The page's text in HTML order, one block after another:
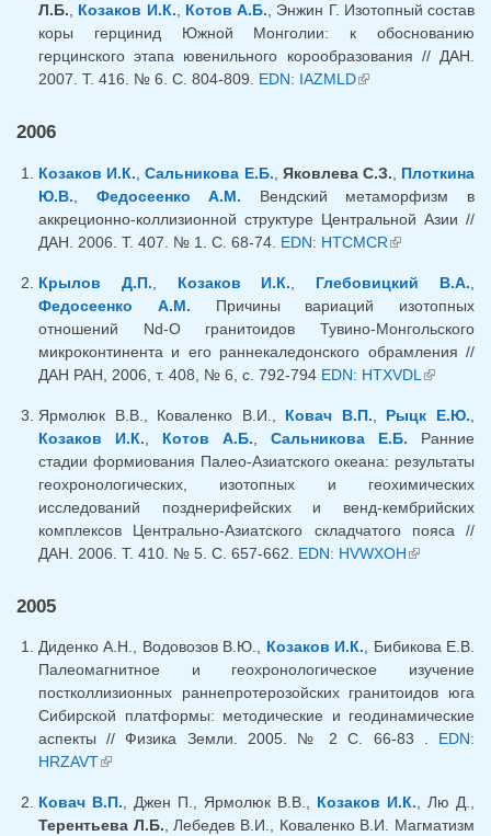
Л.Б.
Козаков И.К. Котов А.Б. , Энжин Г. Изотопный состав
коры герцинид Южной Монголии: к обоснованию
герцинского этапа ювенильного корообразования // ДАН.
2007. Т. 416. № 6. С. 804-809. EDN: IAZMLD(внешняя
2006
Козаков И.К. ,Сальникова Е.Б. Яковлева С.З.
Плоткина
Ю.В.
Федосеенко А.М. Вендский метаморфизм в
аккреционно-коллизионной структуре Центральной Азии //
ДАН. 2006. Т. 407. № 1. С. 68-74. EDN: HTCMCR(внешняя
Крылов Д.П.
Козаков И.К. Глебовицкий В.А.
Федосеенко А.М. Причины вариаций изотопных
отношений Nd-O гранитоидов Тувино-Монгольского
микроконтинента и его раннекаледонского обрамления //
ДАН РАН, 2006, т. 408, № 6, с. 792-794 EDN: HTXVDL (внешняя
Ярмолюк В.В., Коваленко В.И., Ковач В.П. Рыцк Е.Ю.
Козаков И.К.
Котов А.Б. Сальникова Е.Б. Ранние
стадии формиования Палео-Азиатского океана: результаты
геохронологических, изотопных и геохимических
исследований позднерифейских и венд-кембрийских
комплексов Центрально-Азиатского складчатого пояса //
ДАН. 2006. Т. 410. № 5. С. 657-662. EDN: HVWXOH(внешняя
2005
Диденко А.Н., Водовозов В.Ю., Козаков И.К., Бибикова Е.В.
Палеомагнитное и геохронологическое изучение
постколлизионных раннепротерозойских гранитоидов юга
Сибирской платформы: методические и геодинамические
аспекты // Физика Земли. 2005. № 2 С. 66-83 . EDN:
HRZAVT(внешняя ссылка)
Ковач В.П., Джен П., Ярмолюк В.В., Козаков И.К., Лю Д.,
Терентьева Л.Б., Лебедев В.И., Коваленко В.И. Магматизм